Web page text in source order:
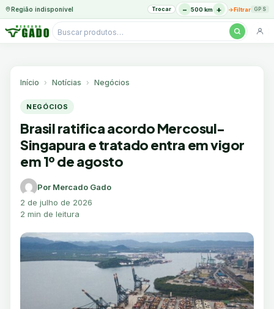
Região indisponível Trocar − 500 km + →Filtrar GPS
Pesquisar
Início Notícias Negócios
NEGÓCIOS
Brasil ratifica acordo Mercosul-
Singapura e tratado entra em vigor
em 1º de agosto
Por Mercado Gado
2 de julho de 2026
2 min de leitura